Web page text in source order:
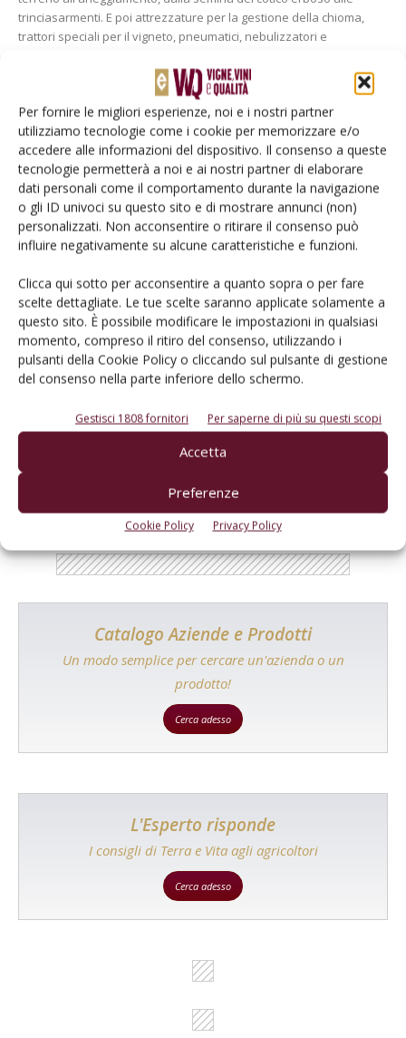
Per fornire le migliori esperienze, noi e i nostri partner
utilizziamo tecnologie come i cookie per memorizzare e/o
accedere alle informazioni del dispositivo. Il consenso a queste
tecnologie permetterà a noi e ai nostri partner di elaborare
dati personali come il comportamento durante la navigazione
o gli ID univoci su questo sito e di mostrare annunci (non)
personalizzati. Non acconsentire o ritirare il consenso può
influire negativamente su alcune caratteristiche e funzioni.
Clicca qui sotto per acconsentire a quanto sopra o per fare
scelte dettagliate. Le tue scelte saranno applicate solamente a
questo sito. È possibile modificare le impostazioni in qualsiasi
momento, compreso il ritiro del consenso, utilizzando i
pulsanti della Cookie Policy o cliccando sul pulsante di gestione
del consenso nella parte inferiore dello schermo.
Gestisci 1808 fornitori Per saperne di più su questi scopi
Accetta
Preferenze
Cookie Policy Privacy Policy
trinciasarmenti. E poi attrezzature per la gestione della chioma,
trattori speciali per il vigneto, pneumatici, nebulizzatori e
campo durante la quarta edizione di Nova Agricoltura in
DiSimone Martarello
ATTUALITÀ 21 Maggio 2018
Nova in Vigneto, nelle Marche
va in scena il futuro della...
Vigneto tra i filari dell'azienda vitivinicola Umani Ronchi, con focus
su cambiamento climatico, viticoltura di precisione, sostenibilità e
resistenze.
Simone Martarello
E-magazine
Tecniche, prodotti e servizi dalle aziende
Catalogo Aziende e Prodotti
Un modo semplice per cercare un'azienda o un
prodotto!
Cerca adesso
L'Esperto risponde
I consigli di Terra e Vita agli agricoltori
Cerca adesso